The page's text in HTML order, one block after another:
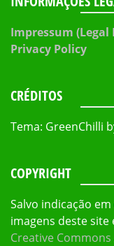
Impressum (Legal
Privacy Policy
CRÉDITOS
Tema: GreenChilli
COPYRIGHT
Salvo indicação
imagens deste site
Creative